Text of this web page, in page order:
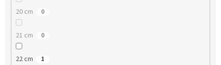
20 cm 0
21 cm 0
22 cm 1